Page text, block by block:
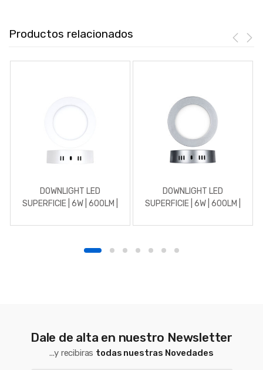
Productos relacionados
DOWNLIGHT LED
SUPERFICIE | 6W | 600LM |
DOWNLIGHT LED
SUPERFICIE | 6W | 600LM |
MATE
Dale de alta en nuestro Newsletter
...y recibiras todas nuestras Novedades